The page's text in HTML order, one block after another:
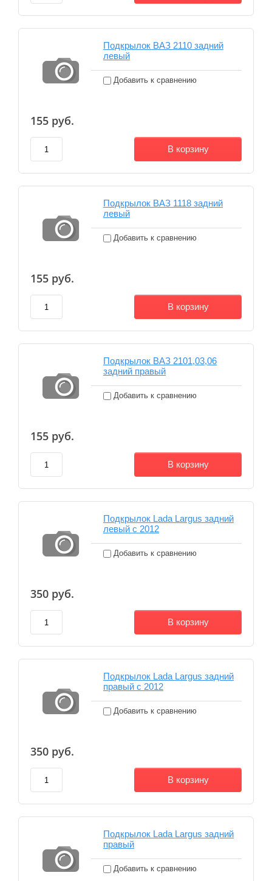
Подкрылок ВАЗ 2110 задний
левый
Добавить к сравнению
155 руб.
В корзину
Подкрылок ВАЗ 1118 задний
левый
Добавить к сравнению
155 руб.
В корзину
Подкрылок ВАЗ 2101,03,06
задний правый
Добавить к сравнению
155 руб.
В корзину
Подкрылок Lada Largus задний
левый с 2012
Добавить к сравнению
350 руб.
В корзину
Подкрылок Lada Largus задний
правый с 2012
Добавить к сравнению
350 руб.
В корзину
Подкрылок Lada Largus задний
правый
Добавить к сравнению